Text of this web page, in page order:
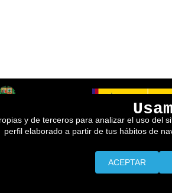
y de terceros para analizar el uso del
perfil elaborado a partir de tus hábitos de
ACEPTAR